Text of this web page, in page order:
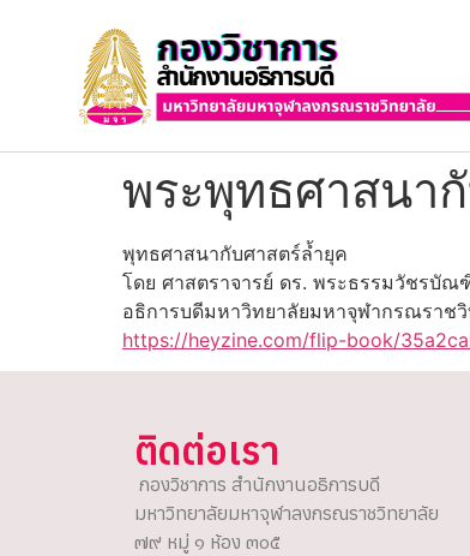
พระพุทธศาสนา
พุทธศาสนากับศาสตร์ล้ำยุค
โดย ศาสตราจารย์ ดร. พระธรรมวัชรบัณ
อธิการบดีมหาวิทยาลัยมหาจุฬากรณราช
https://heyzine.com/flip-book/
ติดต่อเรา
กองวิชาการ สำนักงานอธิการบดี
มหาวิทยาลัยมหาจุฬาลงกรณราชวิทยาลัย
๗๙ หมู่ ๑ ห้อง ๓๐๕